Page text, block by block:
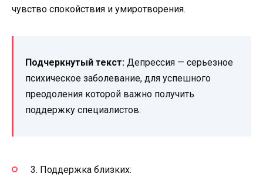
чувство спокойствия и умиротворения.
Подчеркнутый текст: Депрессия — серьезное
психическое заболевание, для успешного
преодоления которой важно получить
поддержку специалистов.
3. Поддержка близких: